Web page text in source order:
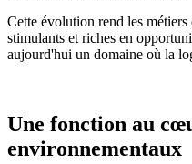
Cette évolution rend les
stimulants et riches en
aujourd'hui un domaine où la
Une fonction au
environnementaux